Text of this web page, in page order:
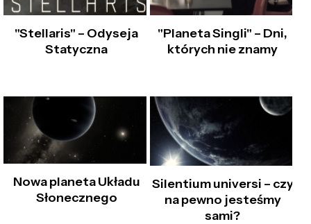
"Stellaris" – Odyseja
Statyczna
"Planeta Singli" – Dni,
których nie znamy
Nowa planeta Układu
Słonecznego
Silentium universi – czy
na pewno jesteśmy
sami?